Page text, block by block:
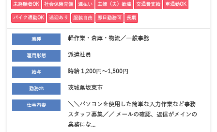
未経験者OK 社会保険完備 週払い 主婦（夫）歓迎 交通費支給 車通勤OK
バイク通勤OK 送迎あり 服装自由 即日勤務可 長期
職種 軽作業・倉庫・物流／一般事務
雇用形態 派遣社員
給与 時給 1,200円～1,500円
勤務地 茨城県坂東市
仕事内容
＼＼パソコンを使用した簡単な入力作業など事務
スタッフ募集／／ メールの確認、返信がメインの
業務にな...